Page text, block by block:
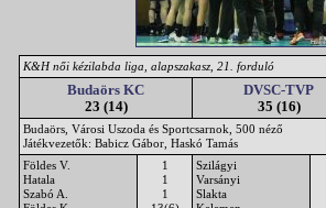
K&H női kézilabda liga, alapszakasz, 21. forduló
Budaörs KC
23 (14)
DVSC-TVP
35 (16)
Budaörs, Városi Uszoda és Sportcsarnok, 500 néző
Játékvezetők: Babicz Gábor, Haskó Tamás
Földes V.
Hatala
Szabó A.
1
1
1
Szilágyi
Varsányi
Slakta